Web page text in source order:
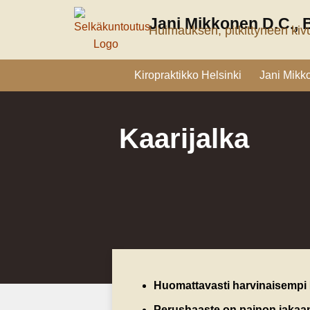
Jani Mikkonen D.C.,
Huimauksen, pitkittyneen
Kiropraktikko Helsinki Jani
Kaarijalka
Huomattavasti